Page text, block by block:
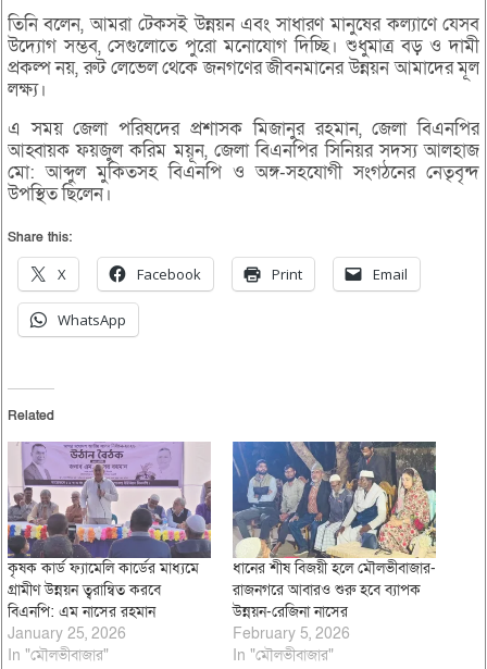
তিনি বলেন, আমরা টেকসই উন্নয়ন এবং সাধারণ মানুষের কল্যাণে যেসব
উদ্যোগ সম্ভব, সেগুলোতে পুরো মনোযোগ দিচ্ছি। শুধুমাত্র বড় ও দামী
প্রকল্প নয়, রুট লেভেল থেকে জনগণের জীবনমানের উন্নয়ন আমাদের মূল
লক্ষ্য।
এ সময় জেলা পরিষদের প্রশাসক মিজানুর রহমান, জেলা বিএনপির
আহ্বায়ক ফয়জুল করিম ময়ূন, জেলা বিএনপির সিনিয়র সদস্য আলহাজ
মো: আব্দুল মুকিতসহ বিএনপি ও অঙ্গ-সহযোগী সংগঠনের নেতৃবৃন্দ
উপস্থিত ছিলেন।
Share this:
X Facebook Print Email
WhatsApp
Related
কৃষক কার্ড ফ্যামেলি কার্ডের মাধ্যমে
গ্রামীণ উন্নয়ন ত্বরান্বিত করবে
বিএনপি: এম নাসের রহমান
January 25, 2026
In "মৌলভীবাজার"
ধানের শীষ বিজয়ী হলে মৌলভীবাজার-
রাজনগরে আবারও শুরু হবে ব্যাপক
উন্নয়ন-রেজিনা নাসের
February 5, 2026
In "মৌলভীবাজার"